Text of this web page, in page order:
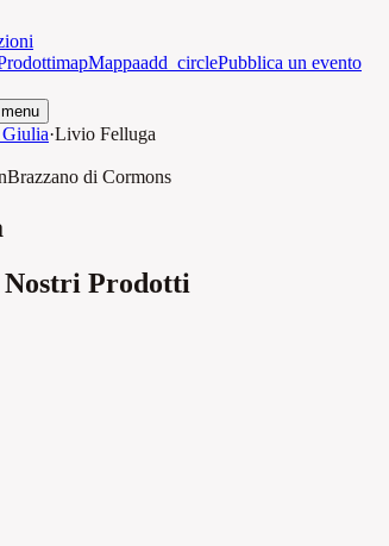
mapMappaadd_circlePubblica un evento
menu
·Livio Felluga
Brazzano di Cormons
Prodotti